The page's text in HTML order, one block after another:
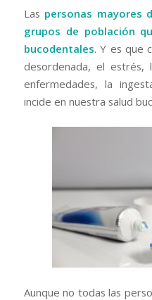
Las personas mayores
grupos de población
bucodentales. Y es que
desordenada, el estrés,
enfermedades, la
incide en nuestra salud
Aunque no todas las